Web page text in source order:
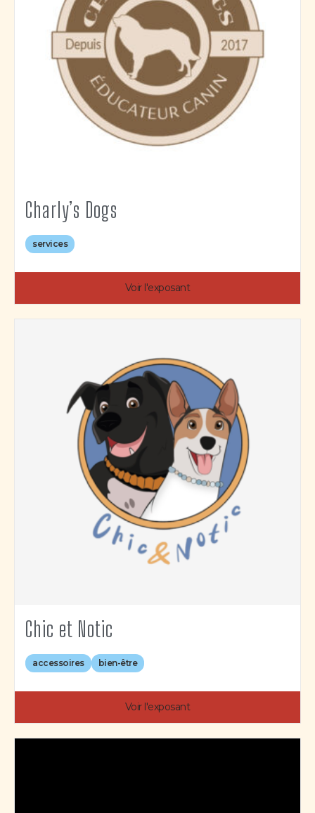
Charly’s Dogs
services
Voir l'exposant
Chic et Notic
accessoires bien-être
Voir l'exposant